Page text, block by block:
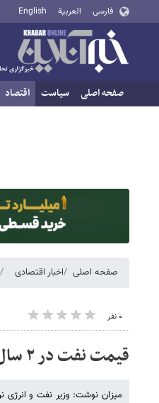
فارسی العربية English
صفحه اصلی سیاست اقتصاد
صفحه اصلی اخبار اقتصادی
۰ نفر
قیمت نفت در ٢ سال آینده به ٦٠ دلار می‎رسد